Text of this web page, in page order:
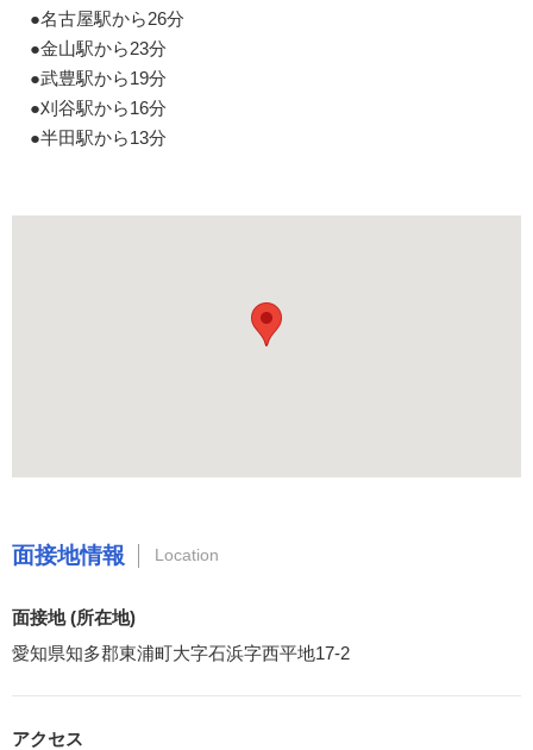
●名古屋駅から26分
●金山駅から23分
●武豊駅から19分
●刈谷駅から16分
●半田駅から13分
面接地情報 Location
面接地 (所在地)
愛知県知多郡東浦町大字石浜字西平地17-2
アクセス